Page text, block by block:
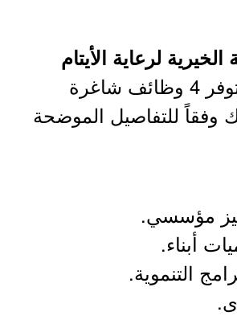
الخيرية لرعاية الأيتام
(أبناء) توفر 4 وظائف شاغرة
وفقاً للتفاصيل الموضحة